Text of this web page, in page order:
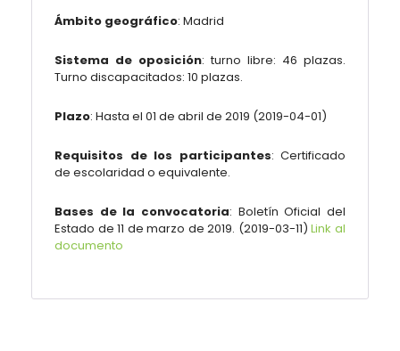
Ámbito geográfico: Madrid
Sistema de oposición: turno libre: 46 plazas.
Turno discapacitados: 10 plazas.
Plazo: Hasta el 01 de abril de 2019 (2019-04-01)
Requisitos de los participantes: Certificado
de escolaridad o equivalente.
Bases de la convocatoria: Boletín Oficial del
Estado de 11 de marzo de 2019. (2019-03-11)Link al
documento